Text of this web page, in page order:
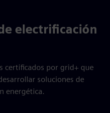
electrificación
certificados por grid+ que
soluciones de
energética.